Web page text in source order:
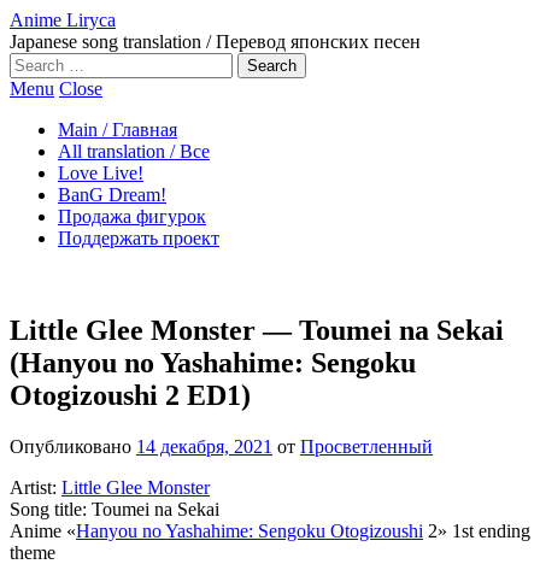
Anime Liryca
Japanese song translation / Перевод японских песен
Search
on:
Menu Close
Main / Главная
All translation / Все
Love Live!
BanG Dream!
Продажа фигурок
Поддержать проект
Little Glee Monster — Toumei na Sekai
(Hanyou no Yashahime: Sengoku
Otogizoushi 2 ED1)
Опубликовано 14 декабря, 2021 от Просветленный
Artist: Little Glee Monster
Song title: Toumei na Sekai
Anime «Hanyou no Yashahime: Sengoku Otogizoushi 2» 1st ending
theme